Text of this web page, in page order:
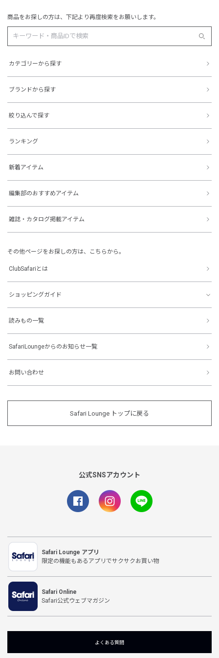
商品をお探しの方は、下記より再度検索をお願いします。
カテゴリーから探す
ブランドから探す
絞り込んで探す
ランキング
新着アイテム
編集部のおすすめアイテム
雑誌・カタログ掲載アイテム
その他ページをお探しの方は、こちらから。
ClubSafariとは
ショッピングガイド
読みもの一覧
SafariLoungeからのお知らせ一覧
お問い合わせ
Safari Lounge トップに戻る
公式SNSアカウント
Safari Lounge アプリ
限定の機能もあるアプリでサクサクお買い物
Safari Online
Safari公式ウェブマガジン
よくある質問